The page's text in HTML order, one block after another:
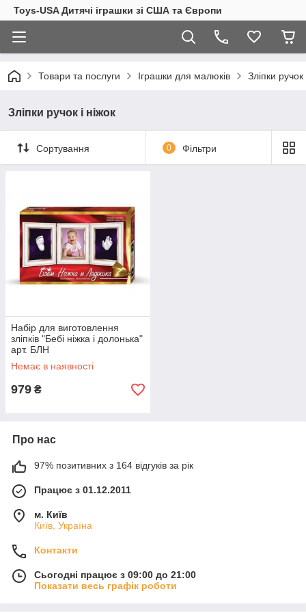
Toys-USA Дитячі іграшки зі США та Європи
Товари та послуги Іграшки для малюків Зліпки ручок
Зліпки ручок і ніжок
Сортування 0 Фільтри
Набір для виготовлення
зліпків "Бебі ніжка і долонька"
арт. БЛН
Немає в наявності
979 ₴
Про нас
97% позитивних з 164 відгуків за рік
Працює з 01.12.2011
м. Київ
Київ, Україна
Контакти
Сьогодні працює з 09:00 до 21:00
Показати весь графік роботи